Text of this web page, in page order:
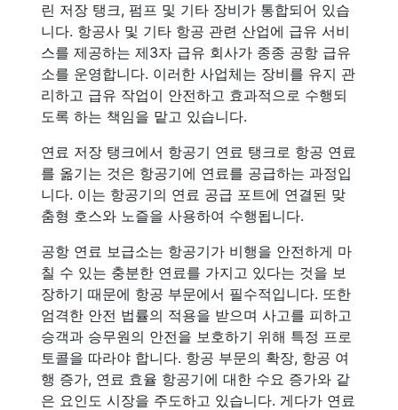
린 저장 탱크, 펌프 및 기타 장비가 통합되어 있습
니다. 항공사 및 기타 항공 관련 산업에 급유 서비
스를 제공하는 제3자 급유 회사가 종종 공항 급유
소를 운영합니다. 이러한 사업체는 장비를 유지 관
리하고 급유 작업이 안전하고 효과적으로 수행되
도록 하는 책임을 맡고 있습니다.
연료 저장 탱크에서 항공기 연료 탱크로 항공 연료
를 옮기는 것은 항공기에 연료를 공급하는 과정입
니다. 이는 항공기의 연료 공급 포트에 연결된 맞
춤형 호스와 노즐을 사용하여 수행됩니다.
공항 연료 보급소는 항공기가 비행을 안전하게 마
칠 수 있는 충분한 연료를 가지고 있다는 것을 보
장하기 때문에 항공 부문에서 필수적입니다. 또한
엄격한 안전 법률의 적용을 받으며 사고를 피하고
승객과 승무원의 안전을 보호하기 위해 특정 프로
토콜을 따라야 합니다. 항공 부문의 확장, 항공 여
행 증가, 연료 효율 항공기에 대한 수요 증가와 같
은 요인도 시장을 주도하고 있습니다. 게다가 연료